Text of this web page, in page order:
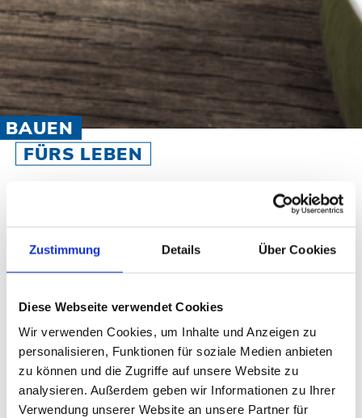
Zustimmung Details Über Cookies
Diese Webseite verwendet Cookies
Wir verwenden Cookies, um Inhalte und Anzeigen zu
personalisieren, Funktionen für soziale Medien anbieten
zu können und die Zugriffe auf unsere Website zu
analysieren. Außerdem geben wir Informationen zu Ihrer
Verwendung unserer Website an unsere Partner für
BAUEN
FÜRS LEBEN
SOMMERFEST 2026